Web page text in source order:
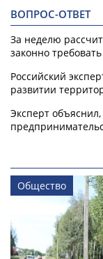
ВОПРОС-ОТВЕТ
За неделю
законно
Российский
развитии
Эксперт
Общество